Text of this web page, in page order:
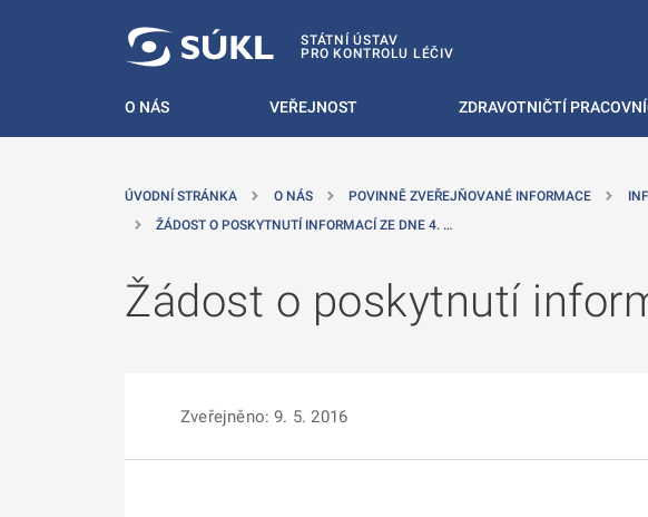
STÁTNÍ ÚSTAV
PRO KONTROLU LÉČIV
O NÁS VEŘEJNOST ZDRAVOTNIČTÍ
ÚVODNÍ STRÁNKA O NÁS POVINNĚ ZVEŘEJŇOVANÉ INFORMACE
ŽÁDOST O POSKYTNUTÍ INFORMACÍ ZE DNE 4. …
Žádost o poskytnutí
Zveřejněno: 9. 5. 2016